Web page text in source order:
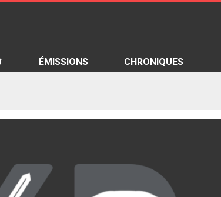
ÉMISSIONS CHRONIQUES